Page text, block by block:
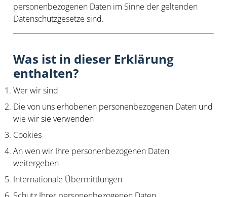
personenbezogenen Daten im Sinne der geltenden
Datenschutzgesetze sind.
Was ist in dieser Erklärung
enthalten?
Wer wir sind
Die von uns erhobenen personenbezogenen Daten und
wie wir sie verwenden
Cookies
An wen wir Ihre personenbezogenen Daten
weitergeben
Internationale Übermittlungen